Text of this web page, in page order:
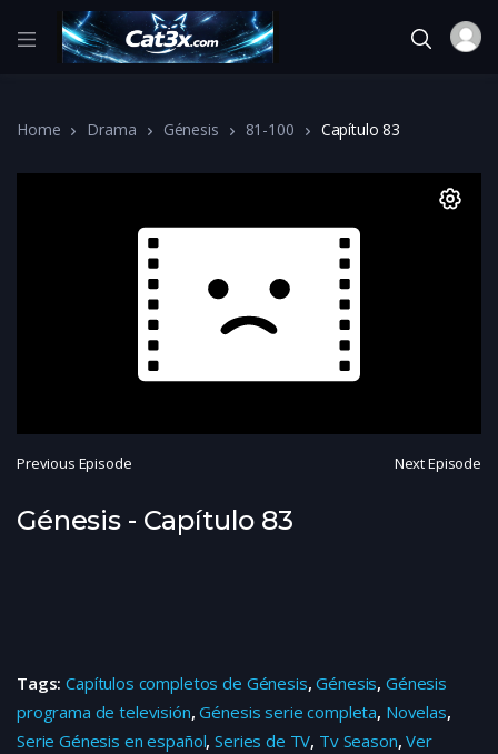
Home Drama Génesis 81-100 Capítulo 83
Previous Episode Next Episode
Génesis - Capítulo 83
Tags:Capítulos completos de Génesis,Génesis, Génesis
programa de televisión,Génesis serie completa, Novelas,
Serie Génesis en español,Series de TV, Tv Season,Ver